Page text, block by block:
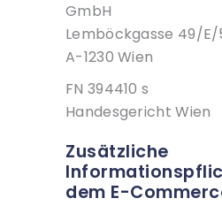
GmbH
Lemböckgasse 49/
A-1230 Wien
FN 394410 s
Handesgericht Wien
Zusätzliche
dem E-